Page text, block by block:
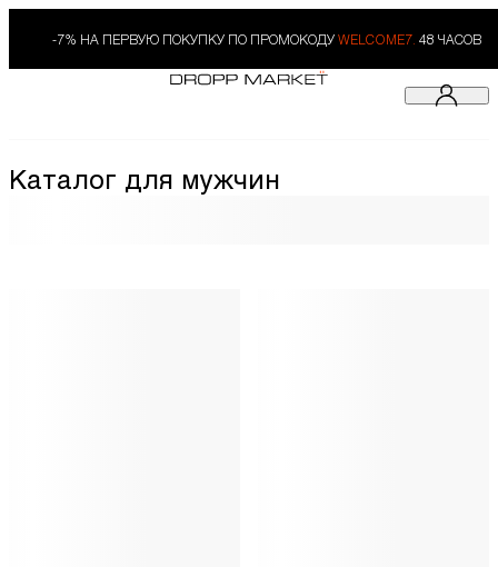
-7% НА ПЕРВУЮ ПОКУПКУ ПО ПРОМОКОДУ WELCOME7. 48 ЧАСОВ
Каталог для мужчин